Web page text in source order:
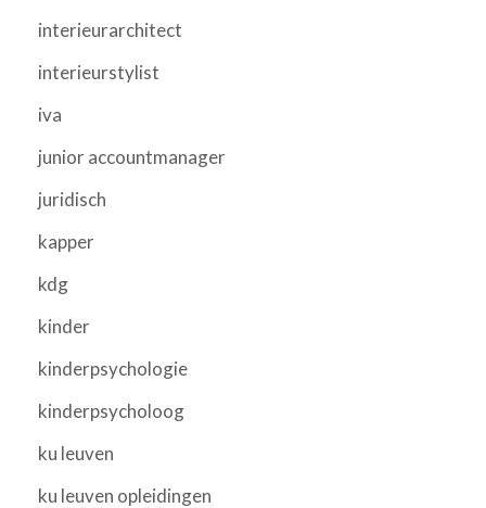
interieurarchitect
interieurstylist
iva
junior accountmanager
juridisch
kapper
kdg
kinder
kinderpsychologie
kinderpsycholoog
ku leuven
ku leuven opleidingen